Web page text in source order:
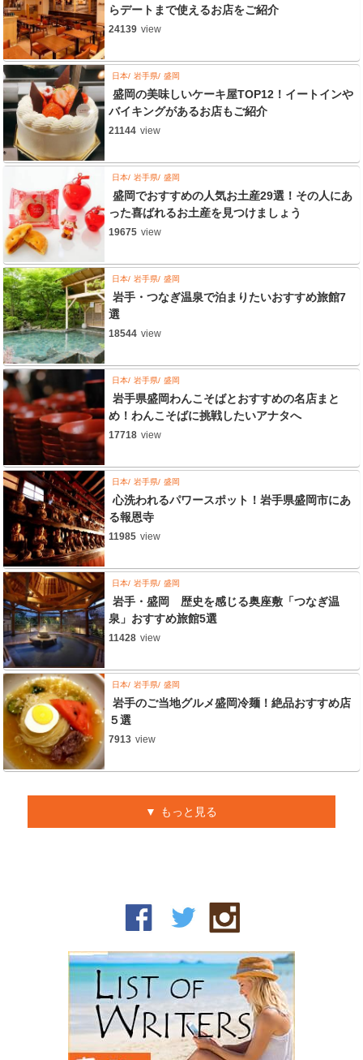
らデートまで使えるお店をご紹介
24139 view
日本 岩手県 盛岡
盛岡の美味しいケーキ屋TOP12！イートインや
バイキングがあるお店もご紹介
21144 view
日本 岩手県 盛岡
盛岡でおすすめの人気お土産29選！その人にあ
った喜ばれるお土産を見つけましょう
19675 view
日本 岩手県 盛岡
岩手・つなぎ温泉で泊まりたいおすすめ旅館7
選
18544 view
日本 岩手県 盛岡
岩手県盛岡わんこそばとおすすめの名店まと
め！わんこそばに挑戦したいアナタへ
17718 view
日本 岩手県 盛岡
心洗われるパワースポット！岩手県盛岡市にあ
る報恩寺
11985 view
日本 岩手県 盛岡
岩手・盛岡 歴史を感じる奥座敷「つなぎ温
泉」おすすめ旅館5選
11428 view
日本 岩手県 盛岡
岩手のご当地グルメ盛岡冷麺！絶品おすすめ店
５選
7913 view
もっと見る